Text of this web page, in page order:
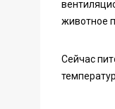
животное
Сейчас